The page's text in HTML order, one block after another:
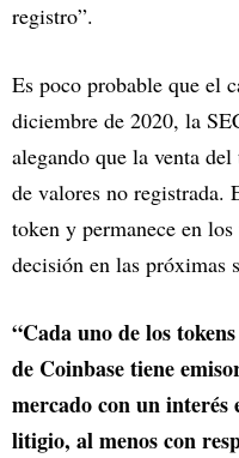
registro”.
Es poco probable que el
diciembre de 2020, la
alegando que la venta
de valores no registrada.
token y permanece en
decisión en las próximas
“Cada uno de los
de Coinbase tiene
mercado con un interés
litigio, al menos con